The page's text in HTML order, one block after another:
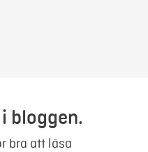
bloggen.
bra att läsa